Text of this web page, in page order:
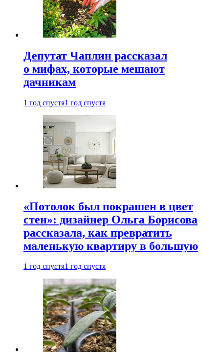
Депутат Чаплин рассказал
о мифах, которые мешают
дачникам
1 год спустя1 год спустя
«Потолок был покрашен в цвет
стен»: дизайнер Ольга Борисова
рассказала, как превратить
маленькую квартиру в большую
1 год спустя1 год спустя